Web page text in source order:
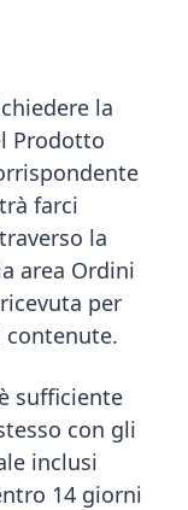
la
Prodotto
farci
la
area Ordini
per
contenute.
sufficiente
con gli
inclusi
14 giorni